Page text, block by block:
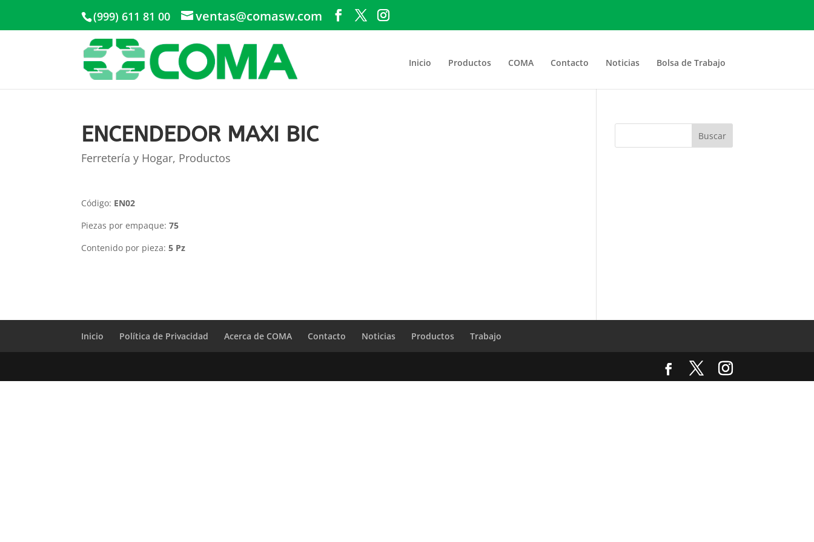
(999) 611 81 00 ventas@comasw.com
Inicio Productos COMA Contacto Noticias Bolsa de Trabajo
ENCENDEDOR MAXI BIC
Ferretería y Hogar, Productos
Código: EN02
Piezas por empaque:75
Contenido por pieza:5 Pz
Inicio Política de Privacidad Acerca de COMA Contacto Noticias Productos Trabajo